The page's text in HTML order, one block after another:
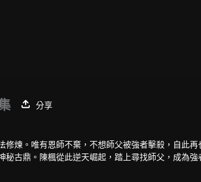
分享
修煉。唯有恩師不棄，不想師父被強者擊殺，自此
秘古鼎。陳楓從此逆天崛起，踏上尋找師父，成為強